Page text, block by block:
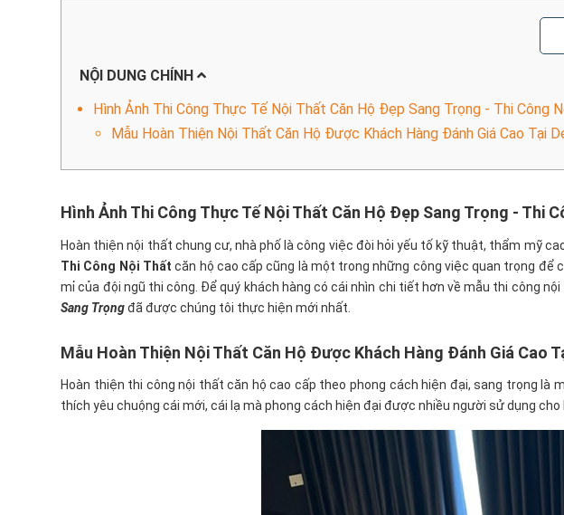
NỘI DUNG CHÍNH
Hình Ảnh Thi Công Thực Tế Nội Thất Căn Hộ Đẹp Sang Trọng - Thi Công
Mẫu Hoàn Thiện Nội Thất Căn Hộ Được Khách Hàng Đánh Giá Cao Tại
Hình Ảnh Thi Công Thực Tế Nội Thất Căn Hộ Đẹp Sang Trọng - Thi
Hoàn thiện nội thất chung cư, nhà phố là công việc đòi hỏi yếu tố kỹ thuật, thẩm mỹ
Thi Công Nội Thấtcăn hộ cao cấp cũng là một trong những công việc quan trọng để
mỉ của đội ngũ thi công. Để quý khách hàng có cái nhìn chi tiết hơn về mẫu thi công
Sang Trọngđã được chúng tôi thực hiện mới nhất.
Mẫu Hoàn Thiện Nội Thất Căn Hộ Được Khách Hàng Đánh Giá Cao
Hoàn thiện thi công nội thất căn hộ cao cấp theo phong cách hiện đại, sang trọng
thích yêu chuộng cái mới, cái lạ mà phong cách hiện đại được nhiều người sử dụng cho